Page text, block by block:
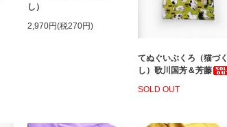
し）
2,970円(税270円)
てぬぐいぶくろ（猫づく
し）歌川国芳＆芳藤
SOLD OUT